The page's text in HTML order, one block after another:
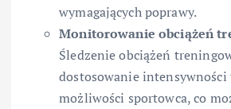
wymagających poprawy.
Monitorowanie obciążeń
Śledzenie obciążeń
dostosowanie
możliwości sportowca, co